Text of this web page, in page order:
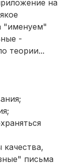
на
"именуем"
-
теории...
письма